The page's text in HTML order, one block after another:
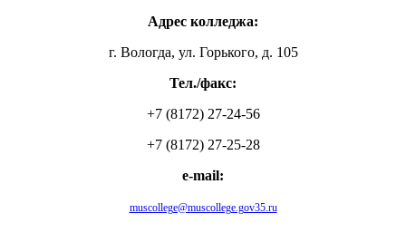
Адрес колледжа:
г. Вологда, ул. Горького, д. 105
Тел./факс:
+7 (8172) 27-24-56
+7 (8172) 27-25-28
e-mail:
muscollege@muscollege.gov35.ru